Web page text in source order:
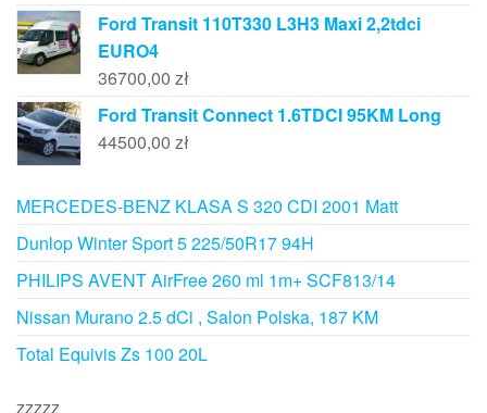
Ford Transit 110T330 L3H3 Maxi 2,2tdci
EURO4
36700,00 zł
Ford Transit Connect 1.6TDCI 95KM Long
44500,00 zł
MERCEDES-BENZ KLASA S 320 CDI 2001 Matt
Dunlop Winter Sport 5 225/50R17 94H
PHILIPS AVENT AirFree 260 ml 1m+ SCF813/14
Nissan Murano 2.5 dCi , Salon Polska, 187 KM
Total Equivis Zs 100 20L
zzzzz